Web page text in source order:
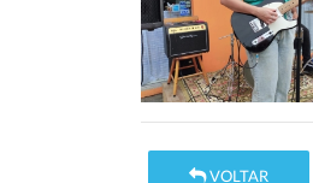
VOLTAR